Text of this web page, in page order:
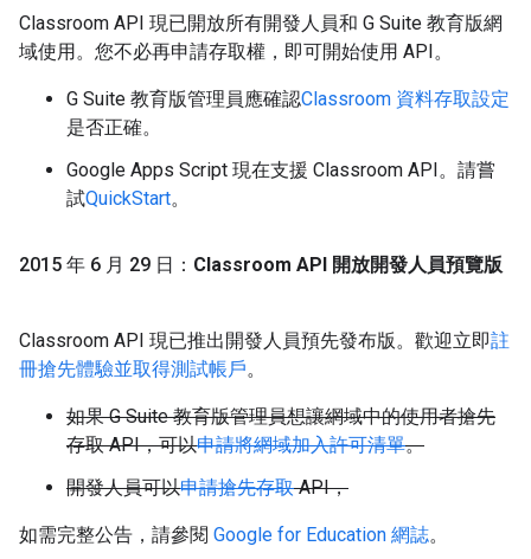
Classroom API 現已開放所有開發人員和 G Suite 教育版網
域使用。您不必再申請存取權，即可開始使用 API。
G Suite 教育版管理員應確認Classroom 資料存取設定
是否正確。
Google Apps Script 現在支援 Classroom API。請嘗
試QuickStart。
2015 年 6 月 29 日： Classroom API 開放開發人員預覽版
Classroom API 現已推出開發人員預先發布版。歡迎立即註
冊搶先體驗並取得測試帳戶。
如果 G Suite 教育版管理員想讓網域中的使用者搶先
存取 API，可以申請將網域加入許可清單。
開發人員可以申請搶先存取API，
如需完整公告，請參閱 Google for Education 網誌。